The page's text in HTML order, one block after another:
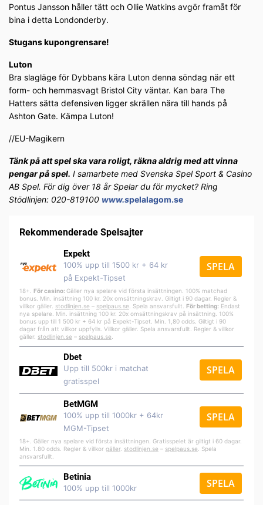
Pontus Jansson håller tätt och Ollie Watkins avgör framåt för
bina i detta Londonderby.
Stugans kupongrensare!
Luton
Bra slagläge för Dybbans kära Luton denna söndag när ett
form- och hemmasvagt Bristol City väntar. Kan bara The
Hatters sätta defensiven ligger skrällen nära till hands på
Ashton Gate. Kämpa Luton!
//EU-Magikern
Tänk på att spel ska vara roligt, räkna aldrig med att vinna
pengar på spel. I samarbete med Svenska Spel Sport & Casino
AB Spel. För dig över 18 år Spelar du för mycket? Ring
Stödlinjen: 020-819100 www.spelalagom.se
Rekommenderade Spelsajter
Expekt
100% upp till 1500 kr + 64 kr
på Expekt-Tipset
SPELA
18+. För casino: Gäller nya spelare vid första insättningen. 100% matchad
bonus. Min. insättning 100 kr. 20x omsättningskrav. Giltigt i 90 dagar. Regler &
villkor gäller. stodlinjen.se – spelpaus.se . Spela ansvarsfullt. För betting: Endast
nya spelare. Min. insättning 100 kr. 20x omsättningskrav på insättning. 100%
bonus upp till 1 500 kr + 64 kr på Expekt-Tipset. Min. 1,80 odds. Giltigt i 90
dagar från att villkor uppfylls. Villkor gäller. Spela ansvarsfullt. Regler & villkor
gäller. stodlinjen.se – spelpaus.se
Dbet
Upp till 500kr i matchat
gratisspel
SPELA
BetMGM
100% upp till 1000kr + 64kr
MGM-Tipset
SPELA
18+. Gäller nya spelare vid första insättningen. Gratisspelet är giltigt i 60 dagar.
Min. 1.80 odds. Regler & villkor gäller stodlinjen.se – spelpaus.se . Spela
ansvarsfullt.
Betinia
100% upp till 1000kr SPELA